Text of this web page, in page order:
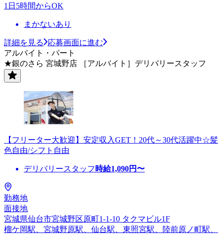
1日5時間からOK
まかないあり
詳細を見る
応募画面に進む
アルバイト・パート
★銀のさら 宮城野店 ［アルバイト］デリバリースタッフ
【フリーター大歓迎】安定収入GET！20代～30代活躍中☆髪
色自由/シフト自由
デリバリースタッフ 時給1,090円〜
勤務地
面接地
宮城県仙台市宮城野区原町1-1-10 タクマビル1F
榴ケ岡駅、宮城野原駅、仙台駅、東照宮駅、陸前原ノ町駅、